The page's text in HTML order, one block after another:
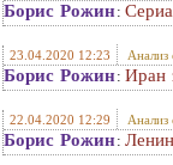
Борис Рожин:
23.04.2020 12:23 Анализ
Борис Рожин: Иран
22.04.2020 12:29 Анализ
Борис Рожин: